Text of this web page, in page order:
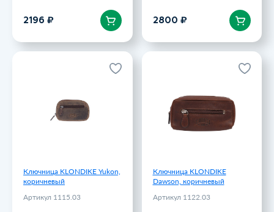
2196 ₽В корзину 2800 ₽В корзину
Ключница KLONDIKE Yukon,
коричневый
Артикул 1115.03
Ключница KLONDIKE Yukon,
коричневый
2835.12 ₽
Ключница KLONDIKE
Dawson, коричневый
Артикул 1122.03
Ключница KLONDIKE
Dawson, коричневый
2850.17 ₽